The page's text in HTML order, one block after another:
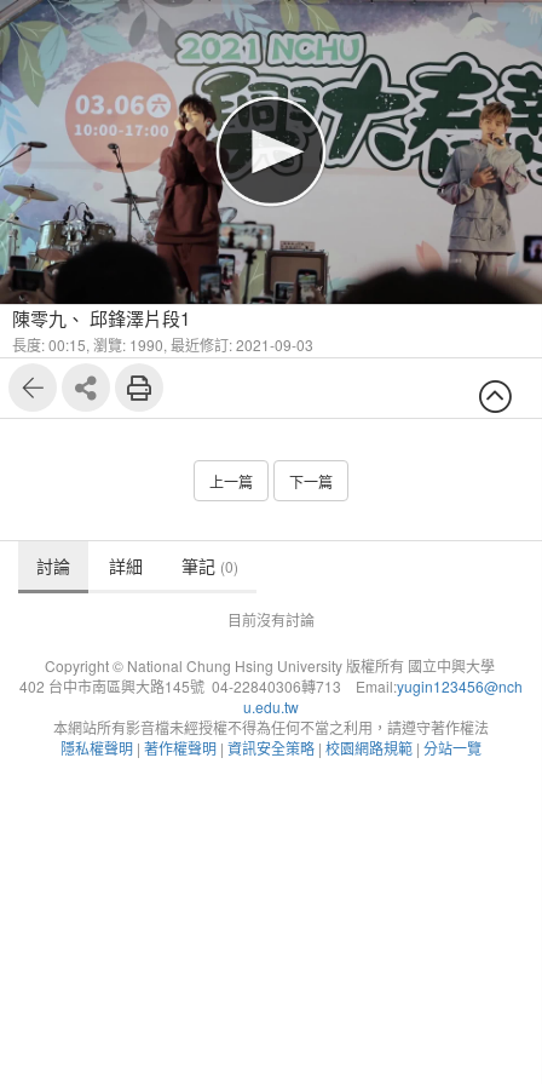
陳零九、 邱鋒澤片段1
長度: 00:15, 瀏覽: 1990, 最近修訂: 2021-09-03
上一篇 下一篇
討論 詳細 筆記 (0)
目前沒有討論
Copyright © National Chung Hsing University 版權所有 國立中興大學
402 台中市南區興大路145號 04-22840306轉713 Email:yugin123456@nch
u.edu.tw
本網站所有影音檔未經授權不得為任何不當之利用，請遵守著作權法
隱私權聲明 | 著作權聲明 | 資訊安全策略 | 校園網路規範 | 分站一覽